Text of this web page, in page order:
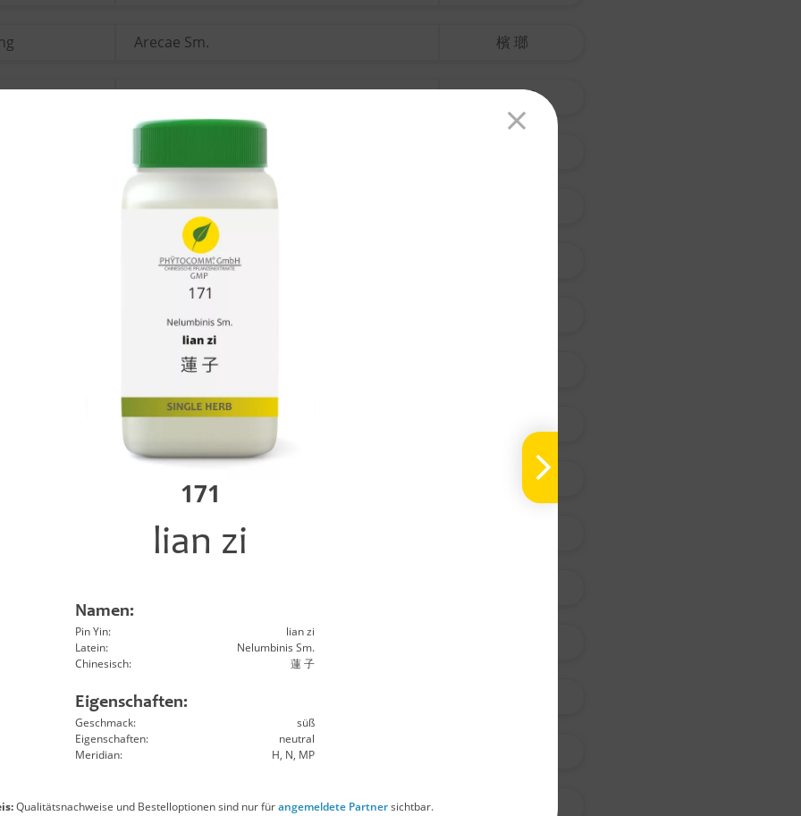
171
lian zi
Namen:
Pin Yin:
lian zi
Latein:
Nelumbinis Sm.
Chinesisch:
蓮 子
Eigenschaften:
Geschmack:
süß
Eigenschaften:
neutral
Meridian:
H, N, MP
Qualitätsnachweise und Bestelloptionen sind nur fürangemeldete Partnersichtbar.
Arecae Sm. 檳 瑯
天 南 星
Armeniacae Amarum Sm.
Artemisae Annuae Hb.
Artemisae Argyi Fo.
Artemisiae Scopariae Hb.
Asparagi Rx.
Asteris Rx. et Rh.
沙 苑 子
Astragali Rx.
Atractylodis Rh.
Aurantii Fr.
Aurantii Immaturus Fr.
ye Lophateri Hb.